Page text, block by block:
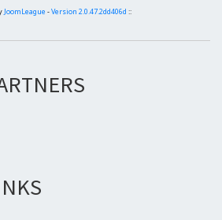
JoomLeague -Version 2.0.47.2dd406d ::